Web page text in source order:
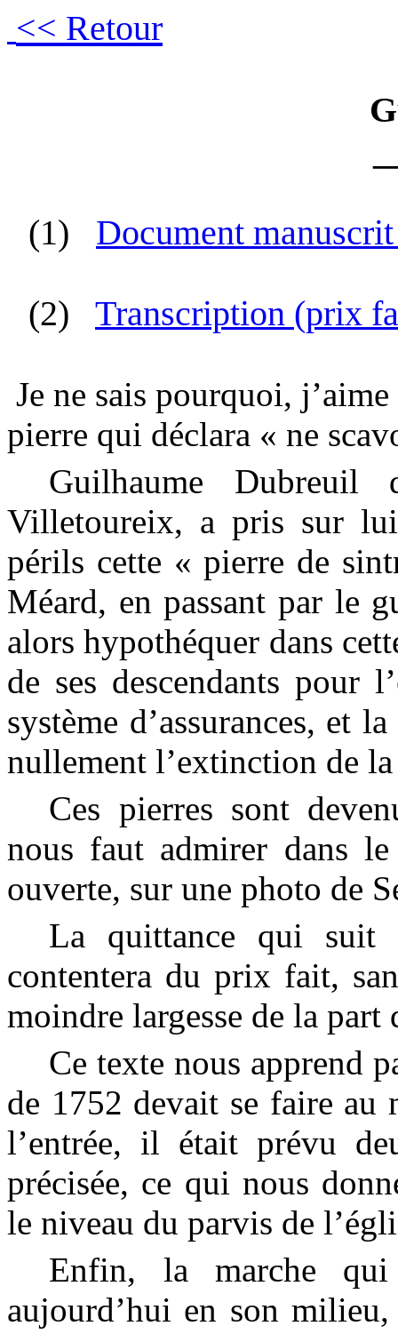
<< Retour
(1) Document
(2) Transcription (prix
Je ne sais pourquoi,
pierre qui déclara « ne
Guilhaume
Villetoureix, a pris sur lui
périls cette « pierre de
Méard, en passant par le
alors hypothéquer dans
de ses descendants pour
système d’assurances, et
nullement l’extinction de
Ces pierres sont
nous faut admirer dans
ouverte, sur une photo de
La quittance qui
contentera du prix fait,
moindre largesse de la
Ce texte nous apprend
de 1752 devait se faire au
l’entrée, il était prévu
précisée, ce qui nous
le niveau du parvis de
Enfin, la marche
aujourd’hui en son